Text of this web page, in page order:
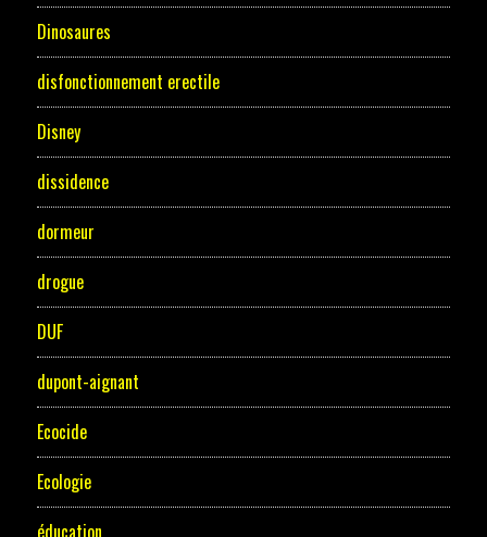
Dinosaures
disfonctionnement erectile
Disney
dissidence
dormeur
drogue
DUF
dupont-aignant
Ecocide
Ecologie
éducation